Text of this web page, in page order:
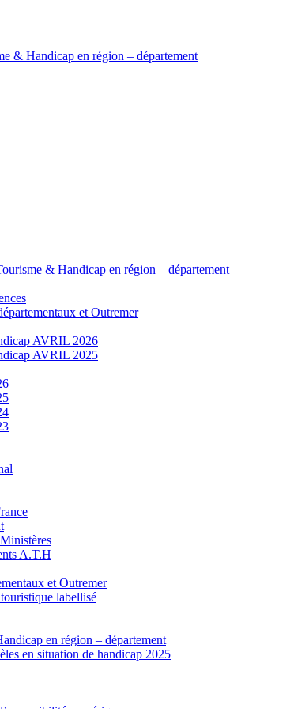
& Handicap en région – département
& Handicap en région – département
et Outremer
AVRIL 2026
AVRIL 2025
A.T.H
et Outremer
labellisé
en région – département
en situation de handicap 2025